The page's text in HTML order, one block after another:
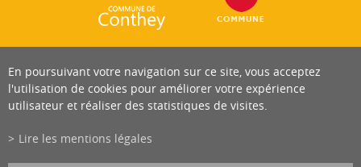
En poursuivant votre navigation sur ce site, vous acceptez
l'utilisation de cookies pour améliorer votre expérience
utilisateur et réaliser des statistiques de visites.
Lire les mentions légales